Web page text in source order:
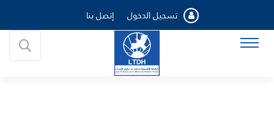
تسجيل الدخول إتصل بنا